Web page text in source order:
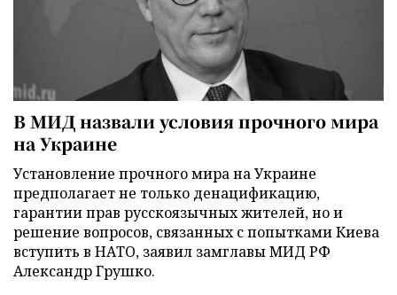
В МИД назвали условия прочного мира
на Украине
Установление прочного мира на Украине
предполагает не только денацификацию,
гарантии прав русскоязычных жителей, но и
решение вопросов, связанных с попытками Киева
вступить в НАТО, заявил замглавы МИД РФ
Александр Грушко.